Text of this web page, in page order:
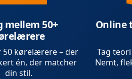
mellem 50+
50 kørelærere – der
én, der matcher
din stil.
Online
Tag
Nemt,